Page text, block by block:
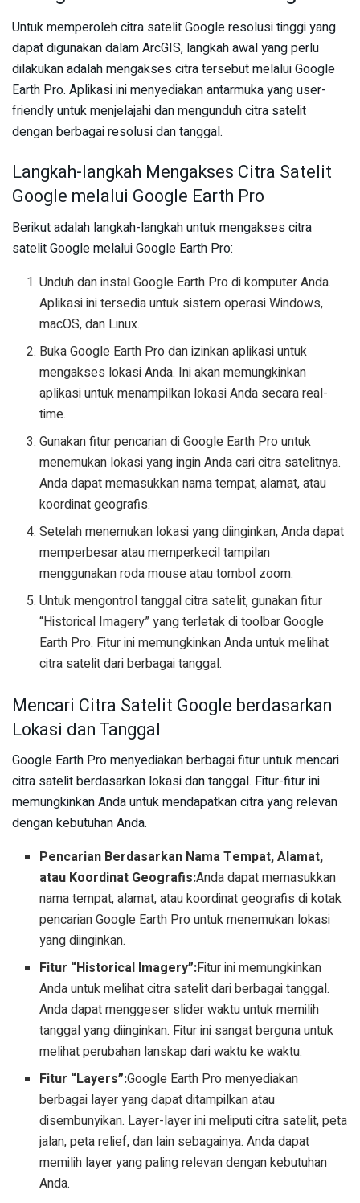
Untuk memperoleh citra satelit Google resolusi tinggi yang
dapat digunakan dalam ArcGIS, langkah awal yang perlu
dilakukan adalah mengakses citra tersebut melalui Google
Earth Pro. Aplikasi ini menyediakan antarmuka yang user-
friendly untuk menjelajahi dan mengunduh citra satelit
dengan berbagai resolusi dan tanggal.
Langkah-langkah Mengakses Citra Satelit
Google melalui Google Earth Pro
Berikut adalah langkah-langkah untuk mengakses citra
satelit Google melalui Google Earth Pro:
Unduh dan instal Google Earth Pro di komputer Anda.
Aplikasi ini tersedia untuk sistem operasi Windows,
macOS, dan Linux.
Buka Google Earth Pro dan izinkan aplikasi untuk
mengakses lokasi Anda. Ini akan memungkinkan
aplikasi untuk menampilkan lokasi Anda secara real-
time.
Gunakan fitur pencarian di Google Earth Pro untuk
menemukan lokasi yang ingin Anda cari citra satelitnya.
Anda dapat memasukkan nama tempat, alamat, atau
koordinat geografis.
Setelah menemukan lokasi yang diinginkan, Anda dapat
memperbesar atau memperkecil tampilan
menggunakan roda mouse atau tombol zoom.
Untuk mengontrol tanggal citra satelit, gunakan fitur
“Historical Imagery” yang terletak di toolbar Google
Earth Pro. Fitur ini memungkinkan Anda untuk melihat
citra satelit dari berbagai tanggal.
Mencari Citra Satelit Google berdasarkan
Lokasi dan Tanggal
Google Earth Pro menyediakan berbagai fitur untuk mencari
citra satelit berdasarkan lokasi dan tanggal. Fitur-fitur ini
memungkinkan Anda untuk mendapatkan citra yang relevan
dengan kebutuhan Anda.
Pencarian Berdasarkan Nama Tempat, Alamat,
atau Koordinat Geografis:Anda dapat memasukkan
nama tempat, alamat, atau koordinat geografis di kotak
pencarian Google Earth Pro untuk menemukan lokasi
yang diinginkan.
Fitur “Historical Imagery”:Fitur ini memungkinkan
Anda untuk melihat citra satelit dari berbagai tanggal.
Anda dapat menggeser slider waktu untuk memilih
tanggal yang diinginkan. Fitur ini sangat berguna untuk
melihat perubahan lanskap dari waktu ke waktu.
Fitur “Layers”:Google Earth Pro menyediakan
berbagai layer yang dapat ditampilkan atau
disembunyikan. Layer-layer ini meliputi citra satelit, peta
jalan, peta relief, dan lain sebagainya. Anda dapat
memilih layer yang paling relevan dengan kebutuhan
Anda.